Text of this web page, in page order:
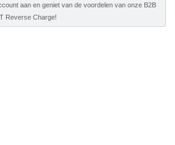
aan en geniet van de voordelen van onze B2B
Reverse Charge!